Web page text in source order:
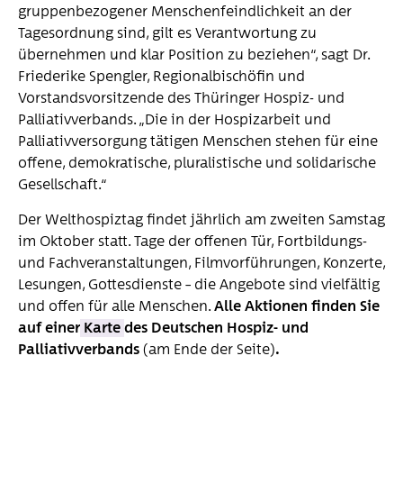
gruppenbezogener Menschenfeindlichkeit an der
Tagesordnung sind, gilt es Verantwortung zu
übernehmen und klar Position zu beziehen“, sagt Dr.
Friederike Spengler, Regionalbischöfin und
Vorstandsvorsitzende des Thüringer Hospiz- und
Palliativverbands. „Die in der Hospizarbeit und
Palliativversorgung tätigen Menschen stehen für eine
offene, demokratische, pluralistische und solidarische
Gesellschaft.“
Der Welthospiztag findet jährlich am zweiten Samstag
im Oktober statt. Tage der offenen Tür, Fortbildungs-
und Fachveranstaltungen, Filmvorführungen, Konzerte,
Lesungen, Gottesdienste – die Angebote sind vielfältig
und offen für alle Menschen. Alle Aktionen finden Sie
auf einer Karte des Deutschen Hospiz- und
Palliativverbands (am Ende der Seite).